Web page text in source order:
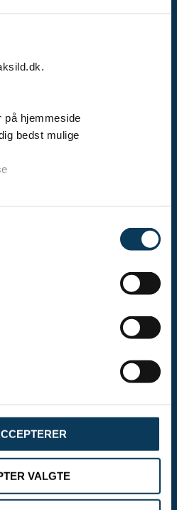
på hjemmeside
bedst mulige
at give samtykke til enkelte
på knappen nederst i venstre
VALGTE